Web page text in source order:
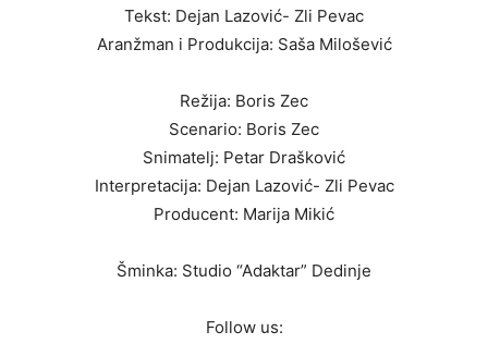
Tekst: Dejan Lazović- Zli Pevac
Aranžman i Produkcija: Saša Milošević
Režija: Boris Zec
Scenario: Boris Zec
Snimatelj: Petar Drašković
Interpretacija: Dejan Lazović- Zli Pevac
Producent: Marija Mikić
Šminka: Studio “Adaktar” Dedinje
Follow us: